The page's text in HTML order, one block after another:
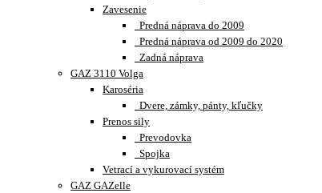
Zavesenie
Predná náprava do 2009
Predná náprava od 2009 do 2020
Zadná náprava
GAZ 3110 Volga
Karoséria
Dvere, zámky, pánty, kľučky
Prenos sily
Prevodovka
Spojka
Vetrací a vykurovací systém
GAZ GAZelle